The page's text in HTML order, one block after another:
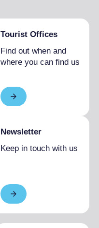
Tourist Offices
Find out when and
where you can find us
Newsletter
Keep in touch with us